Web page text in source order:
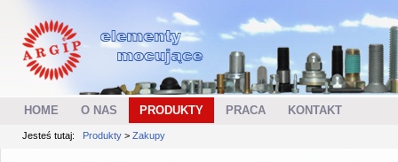
HOME O NAS PRODUKTY PRACA KONTAKT
Jesteś tutaj: Produkty > Zakupy